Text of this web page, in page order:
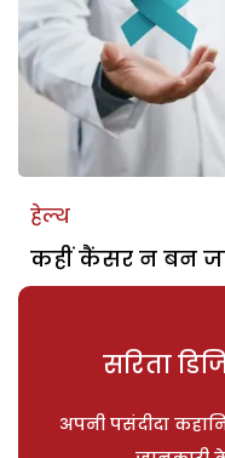
हेल्थ
कहीं कैंसर न बन
सरिता
अपनी पसंदीदा